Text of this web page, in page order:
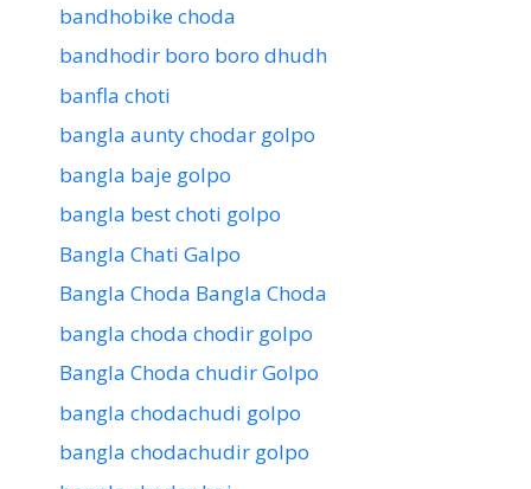
bandhobike choda
bandhodir boro boro dhudh
banfla choti
bangla aunty chodar golpo
bangla baje golpo
bangla best choti golpo
Bangla Chati Galpo
Bangla Choda Bangla Choda
bangla choda chodir golpo
Bangla Choda chudir Golpo
bangla chodachudi golpo
bangla chodachudir golpo